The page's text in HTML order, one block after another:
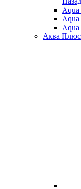
Aqua
Aqua
Aqua
Аква Плюс